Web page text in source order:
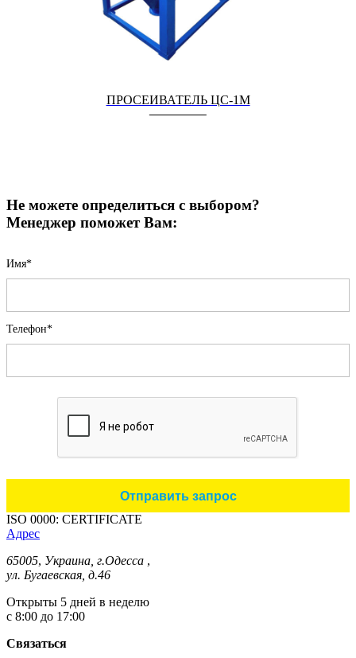
ПРОСЕИВАТЕЛЬ ЦС-1М
Не можете определиться с выбором?
Менеджер поможет Вам:
Имя*
Телефон*
ISO 0000: CERTIFICATE
Адрес
65005, Украина, г.Одесса ,
ул. Бугаевская, д.46
Открыты 5 дней в неделю
с 8:00 до 17:00
Связаться